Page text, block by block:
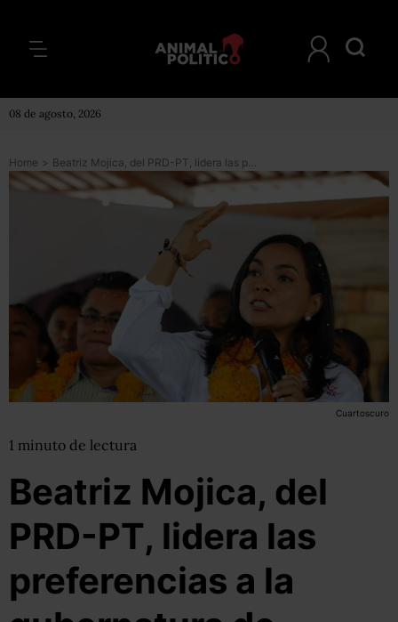
08 de agosto, 2026
Home > Beatriz Mojica, del PRD-PT, lidera las preferencias a la gubernatura de Guerrero: encuesta
Cuartoscuro
1 minuto de lectura
Beatriz Mojica, del
PRD-PT, lidera las
preferencias a la